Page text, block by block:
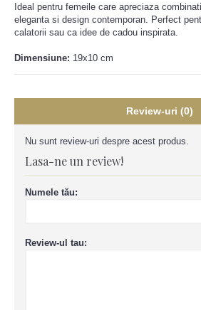
Ideal pentru femeile care apreciaza
eleganta si design contemporan. Perfect
calatorii sau ca idee de cadou inspirata.
Dimensiune: 19x10 cm
Review-uri (0)
Nu sunt review-uri despre acest produs.
Lasa-ne un review!
Numele tău:
Review-ul tau: